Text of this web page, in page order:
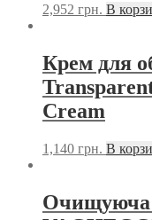
2,952 грн. В
Крем для
Cream
1,140 грн. В
Очищуюча